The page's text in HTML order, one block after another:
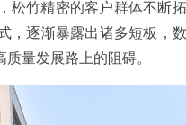
松竹精密的客户群体不断
逐渐暴露出诸多短板，数
量发展路上的阻碍。